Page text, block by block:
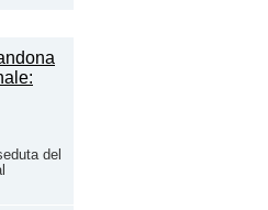
del